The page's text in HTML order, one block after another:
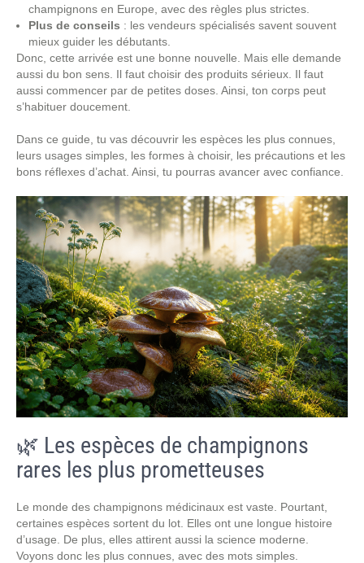
champignons en Europe, avec des règles plus strictes.
Plus de conseils : les vendeurs spécialisés savent souvent
mieux guider les débutants.
Donc, cette arrivée est une bonne nouvelle. Mais elle demande
aussi du bon sens. Il faut choisir des produits sérieux. Il faut
aussi commencer par de petites doses. Ainsi, ton corps peut
s’habituer doucement.
Dans ce guide, tu vas découvrir les espèces les plus connues,
leurs usages simples, les formes à choisir, les précautions et les
bons réflexes d’achat. Ainsi, tu pourras avancer avec confiance.
🌿 Les espèces de champignons
rares les plus prometteuses
Le monde des champignons médicinaux est vaste. Pourtant,
certaines espèces sortent du lot. Elles ont une longue histoire
d’usage. De plus, elles attirent aussi la science moderne.
Voyons donc les plus connues, avec des mots simples.